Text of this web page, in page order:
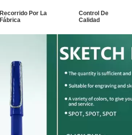
Recorrido Por La
Fábrica
Control De
Calidad